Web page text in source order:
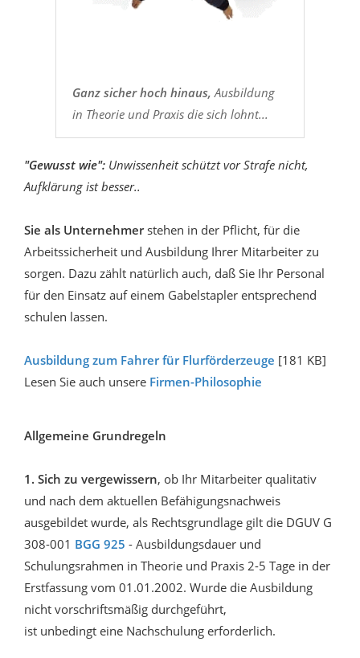
Ganz sicher hoch hinaus, Ausbildung
in Theorie und Praxis die sich lohnt...
"Gewusst wie": Unwissenheit schützt vor Strafe nicht,
Aufklärung ist besser..
Sie als Unternehmer stehen in der Pflicht, für die
Arbeitssicherheit und Ausbildung Ihrer Mitarbeiter zu
sorgen. Dazu zählt natürlich auch, daß Sie Ihr Personal
für den Einsatz auf einem Gabelstapler entsprechend
schulen lassen.
Ausbildung zum Fahrer für Flurförderzeuge [181 KB]
Lesen Sie auch unsere Firmen-Philosophie
Allgemeine Grundregeln
1. Sich zu vergewissern, ob Ihr Mitarbeiter qualitativ
und nach dem aktuellen Befähigungsnachweis
ausgebildet wurde, als Rechtsgrundlage gilt die DGUV G
308-001 BGG 925 - Ausbildungsdauer und
Schulungsrahmen in Theorie und Praxis 2-5 Tage in der
Erstfassung vom 01.01.2002. Wurde die Ausbildung
nicht vorschriftsmäßig durchgeführt,
ist unbedingt eine Nachschulung erforderlich.